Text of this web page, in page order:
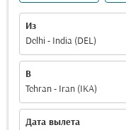
Из
Delhi - India (DEL)
В
Tehran - Iran (IKA)
Дата вылета